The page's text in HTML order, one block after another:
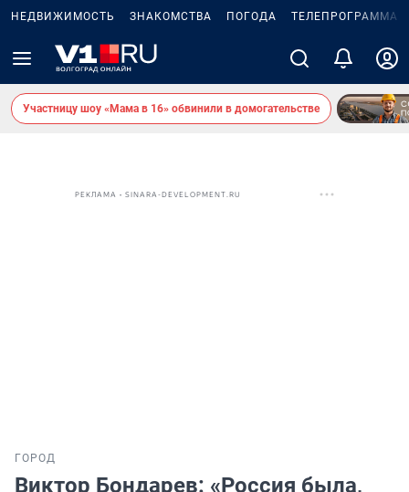
НЕДВИЖИМОСТЬ ЗНАКОМСТВА ПОГОДА ТЕЛЕПРОГРАММА
Участницу шоу «Мама в 16» обвинили в домогательстве
РЕКЛАМА • SINARA-DEVELOPMENT.RU
ГОРОД
Виктор Бондарев: «Россия была,